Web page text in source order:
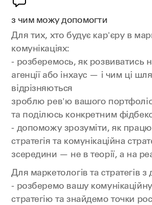
з чим можу допомогти
Для тих, хто будує кар'єру в
комунікаціях:
- розберемось, як розвиватись
агенції або інхаус — і чим ці
відрізняються
зроблю рев'ю вашого
та поділюсь конкретним
- допоможу зрозуміти, як
стратегія та комунікаційна
зсередини — не в теорії, а на
Для маркетологів та стратегів з
- розберемо вашу
стратегію та знайдемо точки